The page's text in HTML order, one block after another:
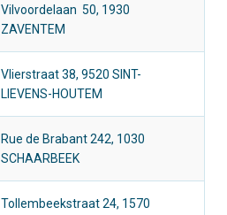
Vilvoordelaan 50, 1930
ZAVENTEM
Vlierstraat 38, 9520 SINT-
LIEVENS-HOUTEM
Rue de Brabant 242, 1030
SCHAARBEEK
Tollembeekstraat 24, 1570